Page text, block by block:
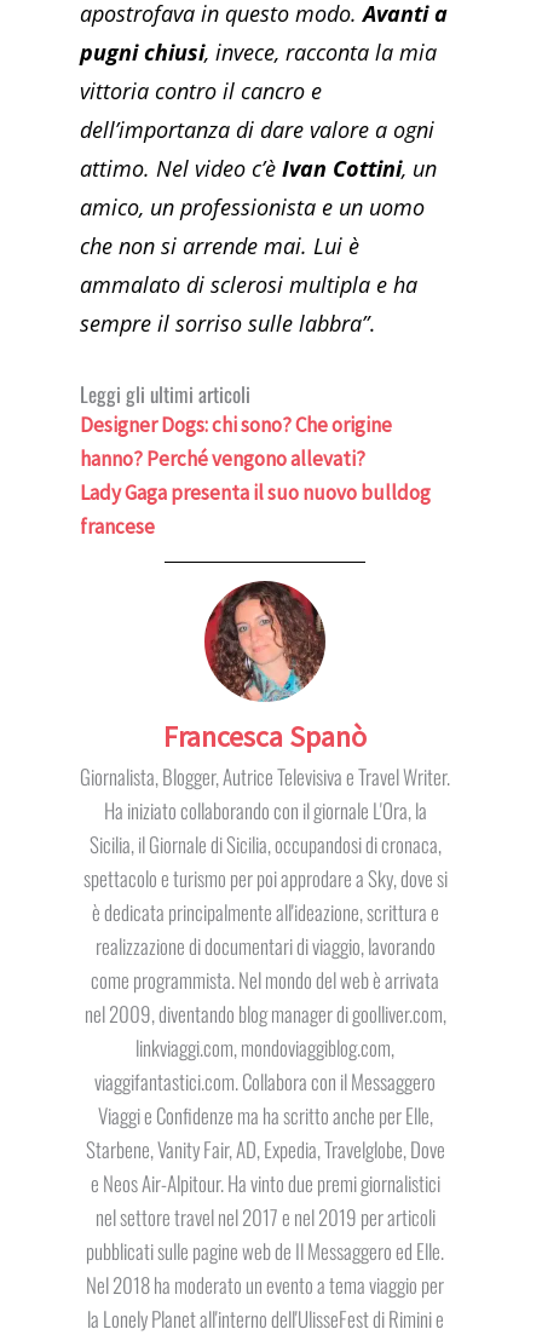
apostrofava in questo modo.Avanti a
pugni chiusi, invece, racconta la mia
vittoria contro il cancro e
dell’importanza di dare valore a ogni
attimo. Nel video c’èIvan Cottini, un
amico, un professionista e un uomo
che non si arrende mai. Lui è
ammalato di sclerosi multipla e ha
sempre il sorriso sulle labbra”.
Leggi gli ultimi articoli
Designer Dogs: chi sono? Che origine
hanno? Perché vengono allevati?
Lady Gaga presenta il suo nuovo bulldog
francese
Francesca Spanò
Giornalista, Blogger, Autrice Televisiva e Travel Writer.
Ha iniziato collaborando con il giornale L'Ora, la
Sicilia, il Giornale di Sicilia, occupandosi di cronaca,
spettacolo e turismo per poi approdare a Sky, dove si
è dedicata principalmente all'ideazione, scrittura e
realizzazione di documentari di viaggio, lavorando
come programmista. Nel mondo del web è arrivata
nel 2009, diventando blog manager di goolliver.com,
linkviaggi.com, mondoviaggiblog.com,
viaggifantastici.com. Collabora con il Messaggero
Viaggi e Confidenze ma ha scritto anche per Elle,
Starbene, Vanity Fair, AD, Expedia, Travelglobe, Dove
e Neos Air-Alpitour. Ha vinto due premi giornalistici
nel settore travel nel 2017 e nel 2019 per articoli
pubblicati sulle pagine web de Il Messaggero ed Elle.
Nel 2018 ha moderato un evento a tema viaggio per
la Lonely Planet all'interno dell'UlisseFest di Rimini e